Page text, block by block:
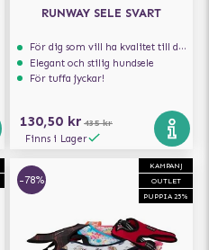
RUNWAY SELE SVART
För dig som vill ha kvalitet till din hund!
Elegant och stilig hundsele
För tuffa jyckar!
130,50 kr 435 kr
Finns i Lager
KAMPANJ
OUTLET
PUPPIA 25%
-78%